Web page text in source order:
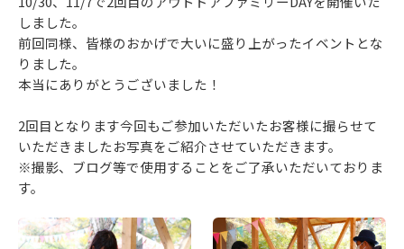
しました。
前回同様、皆様のおかげで大いに盛り上がったイベントとな
りました。
本当にありがとうございました！
2回目となります今回もご参加いただいたお客様に撮らせて
いただきましたお写真をご紹介させていただきます。
※撮影、ブログ等で使用することをご了承いただいておりま
す。